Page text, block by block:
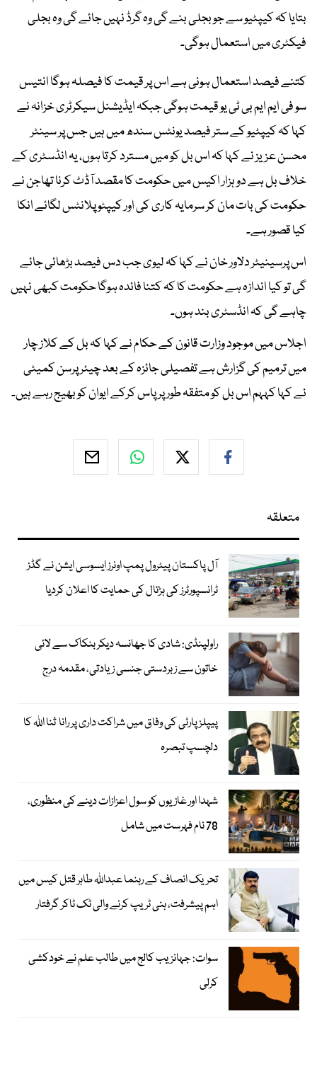
بتایا کہ کیپٹیو سے جو بجلی بنے گی وہ گرڈ نہیں جائے گی وہ بجلی
فیکٹری میں استعمال ہوگی۔
کتنے فیصد استعمال ہونی ہے اس پر قیمت کا فیصلہ ہوگا انتیس
سو فی ایم ایم بی ٹی یو قیمت ہوگی جبکہ ایڈیشنل سیکرٹری خزانہ نے
کہا کہ کیپٹیو کے ستر فیصد یونٹس سندھ میں ہیں جس پر سینٹر
محسن عزیز نے کہا کہ اس بل کو میں مسترد کرتا ہوں، یہ انڈسٹری کے
خلاف بل ہے دو ہزار اکیس میں حکومت کا مقصد آڈٹ کرنا تھاجن نے
حکومت کی بات مان کر سرمایہ کاری کی اور کیپٹو پلانٹس لگائے انکا
کیا قصور ہے۔
اس پرسینیٹر دلاور خان نے کہا کہ لیوی جب دس فیصد بڑھائی جائے
گی تو کیا اندازہ ہے حکومت کا کہ کتنا فائدہ ہوگا حکومت کبھی نہیں
چاہے گی کہ انڈسٹری بند ہوں۔
اجلاس میں موجود وزارت قانون کے حکام نے کہا کہ بل کے کلاز چار
میں ترمیم کی گزارش ہے تفصیلی جائزہ کے بعد چیئر پرسن کمیٹی
نے کہا کہہم اس بل کو متفقہ طور پر پاس کرکے ایوان کو بھیج رہے ہیں۔
متعلقہ
آل پاکستان پیٹرول پمپ اونرز ایسوسی ایشن نے گڈز
ٹرانسپورٹرز کی ہڑتال کی حمایت کا اعلان کردیا
راولپنڈی: شادی کا جھانسہ دیکر بنکاک سے لائی
خاتون سے زبردستی جنسی زیادتی، مقدمہ درج
پیپلز پارٹی کی وفاق میں شراکت داری پر رانا ثنا اللہ کا
دلچسپ تبصرہ
شہدا اور غازیوں کو سول اعزازات دینے کی منظوری،
78 نام فہرست میں شامل
تحریک انصاف کے رہنما عبداللہ طاہر قتل کیس میں
اہم پیشرفت، ہنی ٹریپ کرنے والی ٹک ٹاکر گرفتار
سوات: جہانزیب کالج میں طالب علم نے خودکشی
کرلی